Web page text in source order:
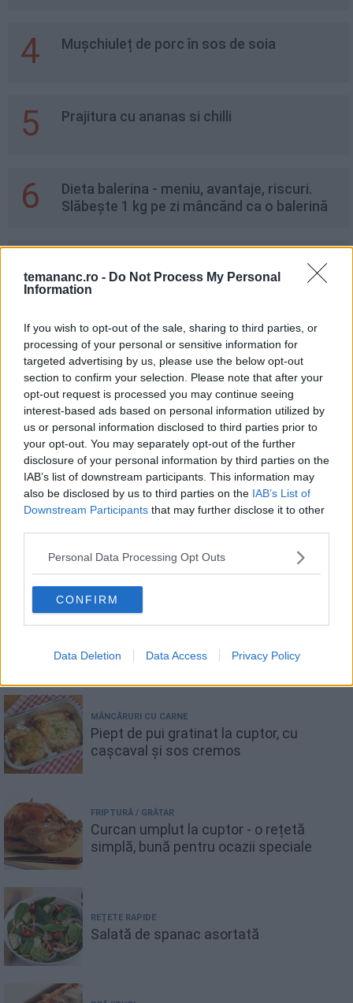
temananc.ro - Do Not Process My Personal
Information
If you wish to opt-out of the sale, sharing to third parties, or
processing of your personal or sensitive information for
targeted advertising by us, please use the below opt-out
section to confirm your selection. Please note that after your
opt-out request is processed you may continue seeing
interest-based ads based on personal information utilized by
us or personal information disclosed to third parties prior to
your opt-out. You may separately opt-out of the further
disclosure of your personal information by third parties on the
IAB’s list of downstream participants. This information may
also be disclosed by us to third parties on the IAB’s List of
Downstream Participants that may further disclose it to other
Personal Data Processing Opt Outs
CONFIRM
Data Deletion Data Access Privacy Policy
4 Mușchiuleț de porc în sos de soia
5 Prajitura cu ananas si chilli
6
Dieta balerina - meniu, avantaje, riscuri.
Slăbește 1 kg pe zi mâncănd ca o balerină
7
Smoothie de mango cu lapte de cocos și
semințe de chia
8 Prajitura cu crema de branza pentru cafea
9
Dieta cu cartofi. Cum slăbești 1kg pe zi
mâncând numai cartofi
Recomandări
sosul de roșii pentru un gust mai bogat
PRĂJITURI
Colțunași cu brânză de vaci și smântână
MÂNCĂRURI CU CARNE
Piept de pui gratinat la cuptor, cu
cașcaval și sos cremos
FRIPTURĂ / GRĂTAR
Curcan umplut la cuptor - o rețetă
simplă, bună pentru ocazii speciale
REȚETE RAPIDE
Salată de spanac asortată